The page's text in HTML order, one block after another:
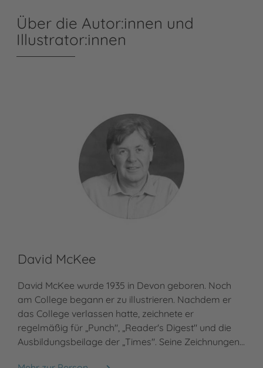
Über die Autor:innen und
Illustrator:innen
David McKee
David McKee wurde 1935 in Devon geboren. Noch
am College begann er zu illustrieren. Nachdem er
das College verlassen hatte, zeichnete er
regelmäßig für „Punch", „Reader's Digest" und die
Ausbildungsbeilage der „Times". Seine Zeichnungen…